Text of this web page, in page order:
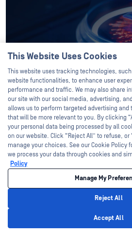
للتكوين لإجراء مسح
This Website Uses Cookies
This website uses tracking technologies,
website functionalities, to enhance user
performance and traffic. We may also share
our site with our social media, advertising,
allows us to perform targeted advertising
that will be more relevant to you. By clicking
your personal data being processed by all
on our website. Click “Reject All” to refuse, or
manage your choices. See our Cookie Policy
we process your data through cookies and
Policy
Manage My
Reject All
Accept All
Hey
I'm Ozzy, your OPSWAT virtual
How can I help you secure what's